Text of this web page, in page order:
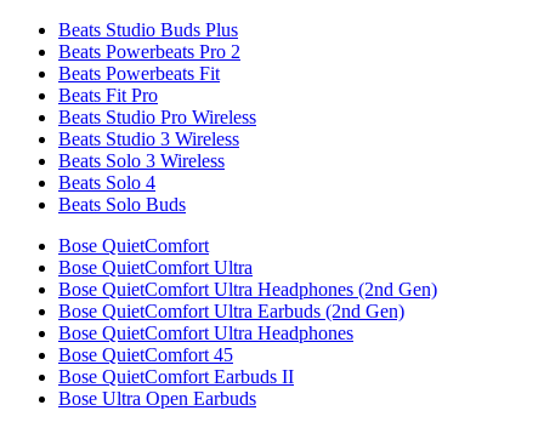
Beats Studio Buds Plus
Beats Powerbeats Pro 2
Beats Powerbeats Fit
Beats Fit Pro
Beats Studio Pro Wireless
Beats Studio 3 Wireless
Beats Solo 3 Wireless
Beats Solo 4
Beats Solo Buds
Bose QuietComfort
Bose QuietComfort Ultra
Bose QuietComfort Ultra Headphones (2nd Gen)
Bose QuietComfort Ultra Earbuds (2nd Gen)
Bose QuietComfort Ultra Headphones
Bose QuietComfort 45
Bose QuietComfort Earbuds II
Bose Ultra Open Earbuds